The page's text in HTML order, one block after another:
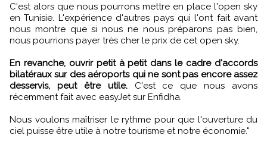
C'est alors que nous pourrons mettre en place l'open sky
en Tunisie. L'expérience d'autres pays qui l'ont fait avant
nous montre que si nous ne nous préparons pas bien,
nous pourrions payer très cher le prix de cet open sky.
En revanche, ouvrir petit à petit dans le cadre d'accords
bilatéraux sur des aéroports qui ne sont pas encore assez
desservis, peut être utile.C'est ce que nous avons
récemment fait avec easyJet sur Enfidha.
Nous voulons maîtriser le rythme pour que l'ouverture du
ciel puisse être utile à notre tourisme et notre économie."